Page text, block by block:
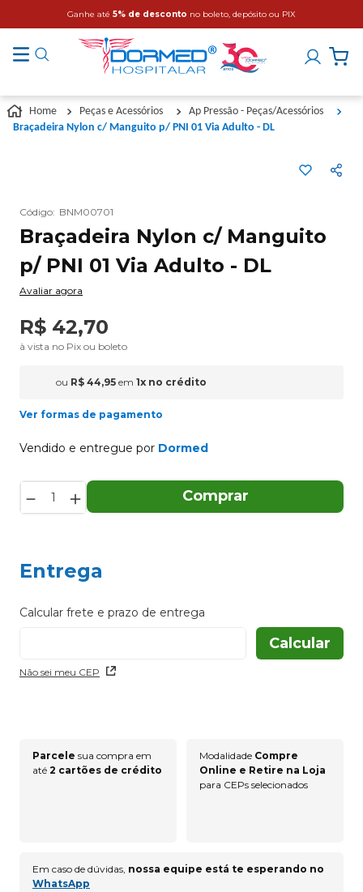
Ganhe até 5% de desconto no boleto, depósito ou PIX
Peças e Acessórios
Ap Pressão - Peças/Acessórios
Braçadeira Nylon c/ Manguito p/ PNI 01 Via Adulto - DL
Código: BNM00701
Braçadeira Nylon c/ Manguito
p/ PNI 01 Via Adulto - DL
Avaliar agora
R$ 42,70
à vista no Pix ou boleto
ou R$ 44,95 em 1x no crédito
Ver formas de pagamento
Vendido e entregue por Dormed
＋
－ Comprar
Entrega
Não sei meu CEP
Parcele sua compra em
até 2 cartões de crédito
Modalidade Compre
Online e Retire na Loja
para CEPs selecionados
Em caso de dúvidas, nossa equipe está te esperando no
WhatsApp